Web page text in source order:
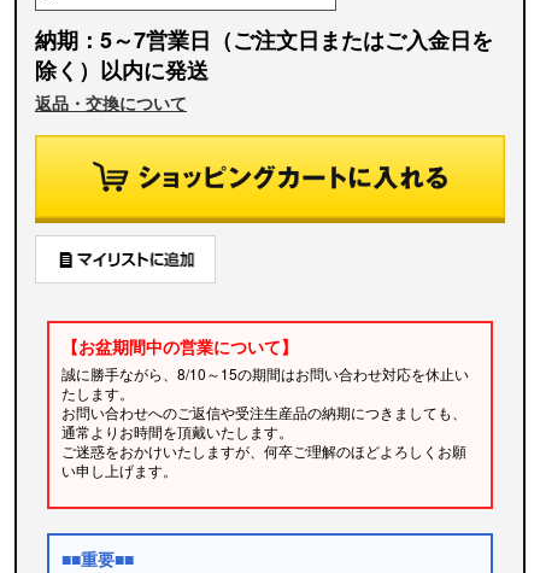
納期：5～7営業日（ご注文日またはご入金日を
除く）以内に発送
返品・交換について
【お盆期間中の営業について】
誠に勝手ながら、8/10～15の期間はお問い合わせ対応を休止い
たします。
お問い合わせへのご返信や受注生産品の納期につきましても、
通常よりお時間を頂戴いたします。
ご迷惑をおかけいたしますが、何卒ご理解のほどよろしくお願
い申し上げます。
■■重要■■